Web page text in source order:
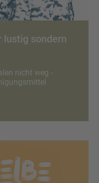
lustig sondern
nicht weg -